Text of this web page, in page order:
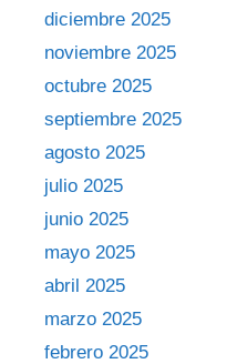
diciembre 2025
noviembre 2025
octubre 2025
septiembre 2025
agosto 2025
julio 2025
junio 2025
mayo 2025
abril 2025
marzo 2025
febrero 2025